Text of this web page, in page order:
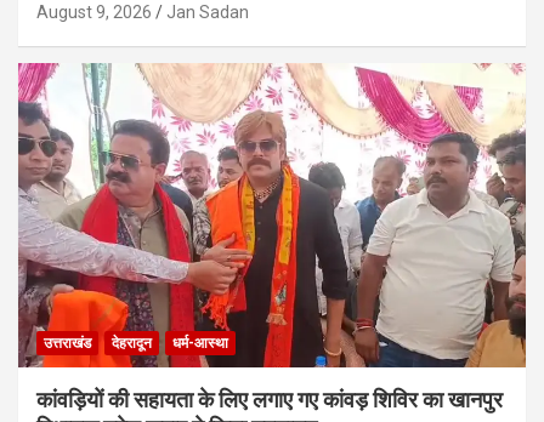
August 9, 2026 Jan Sadan
उत्तराखंड देहरादून धर्म-आस्था
कांवड़ियों की सहायता के लिए लगाए गए कांवड़ शिविर का खानपुर